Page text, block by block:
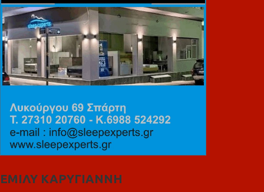
ΕΜΙΛΥ ΚΑΡΥΓΙΑΝΝΗ